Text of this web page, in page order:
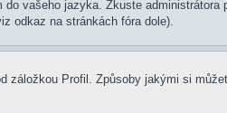
vašeho jazyka. Zkuste
odkaz na stránkách fóra dole).
záložkou Profil. Způsoby jakými si